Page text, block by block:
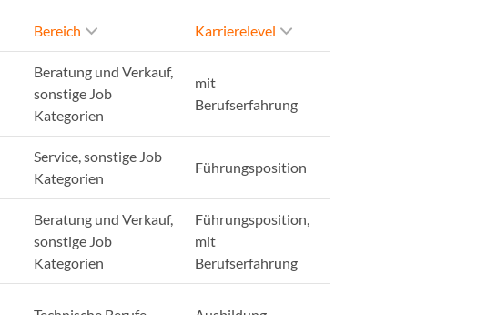
Bereich Karrierelevel
Beratung und Verkauf,
sonstige Job
Kategorien
mit
Berufserfahrung
Service, sonstige Job
Kategorien
Führungsposition
Beratung und Verkauf,
sonstige Job
Kategorien
Führungsposition,
mit
Berufserfahrung